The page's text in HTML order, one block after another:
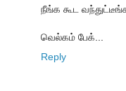
நீங்க கூட
வெல்கம் பேக்...
Reply